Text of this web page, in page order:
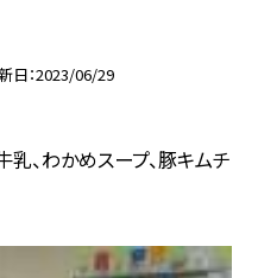
日 2023/06/29
乳、わかめスープ、豚キムチ